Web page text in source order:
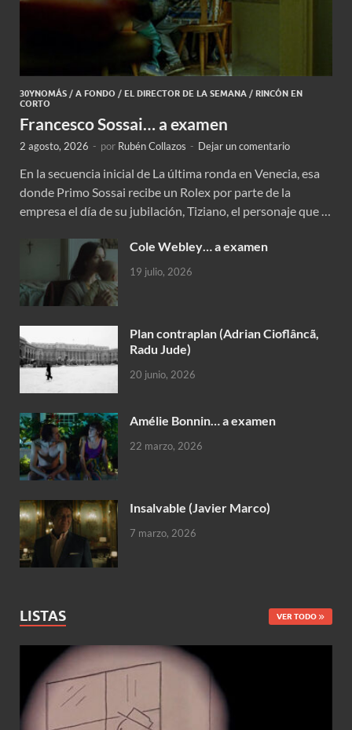
30YNOMÁS / A FONDO / EL DIRECTOR DE LA SEMANA / RINCÓN EN
CORTO
Francesco Sossai… a examen
2 agosto, 2026 - por Rubén Collazos - Dejar un comentario
En la secuencia inicial de La última ronda en Venecia, esa
donde Primo Sossai recibe un Rolex por parte de la
empresa el día de su jubilación, Tiziano, el personaje que …
Cole Webley… a examen
19 julio, 2026
Plan contraplan (Adrian Cioflâncã,
Radu Jude)
20 junio, 2026
Amélie Bonnin… a examen
22 marzo, 2026
Insalvable (Javier Marco)
7 marzo, 2026
LISTAS VER TODO